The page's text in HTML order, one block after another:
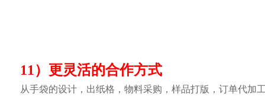
11）更灵活的合作方式
从手袋的设计，出纸格，物料采购，样品打版，订单代加